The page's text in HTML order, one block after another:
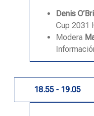
Denis
Cup 2031
Modera
18.55 - 19.05